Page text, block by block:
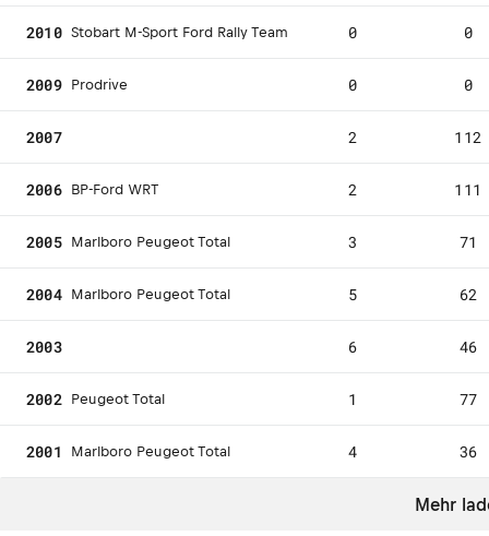
2010 Stobart M-Sport Ford Rally Team 0 0
2009 Prodrive 0 0
2007 2 112
2006 BP-Ford WRT 2 111
2005 Marlboro Peugeot Total 3 71
2004 Marlboro Peugeot Total 5 62
2003 6 46
2002 Peugeot Total 1 77
2001 Marlboro Peugeot Total 4 36
Mehr